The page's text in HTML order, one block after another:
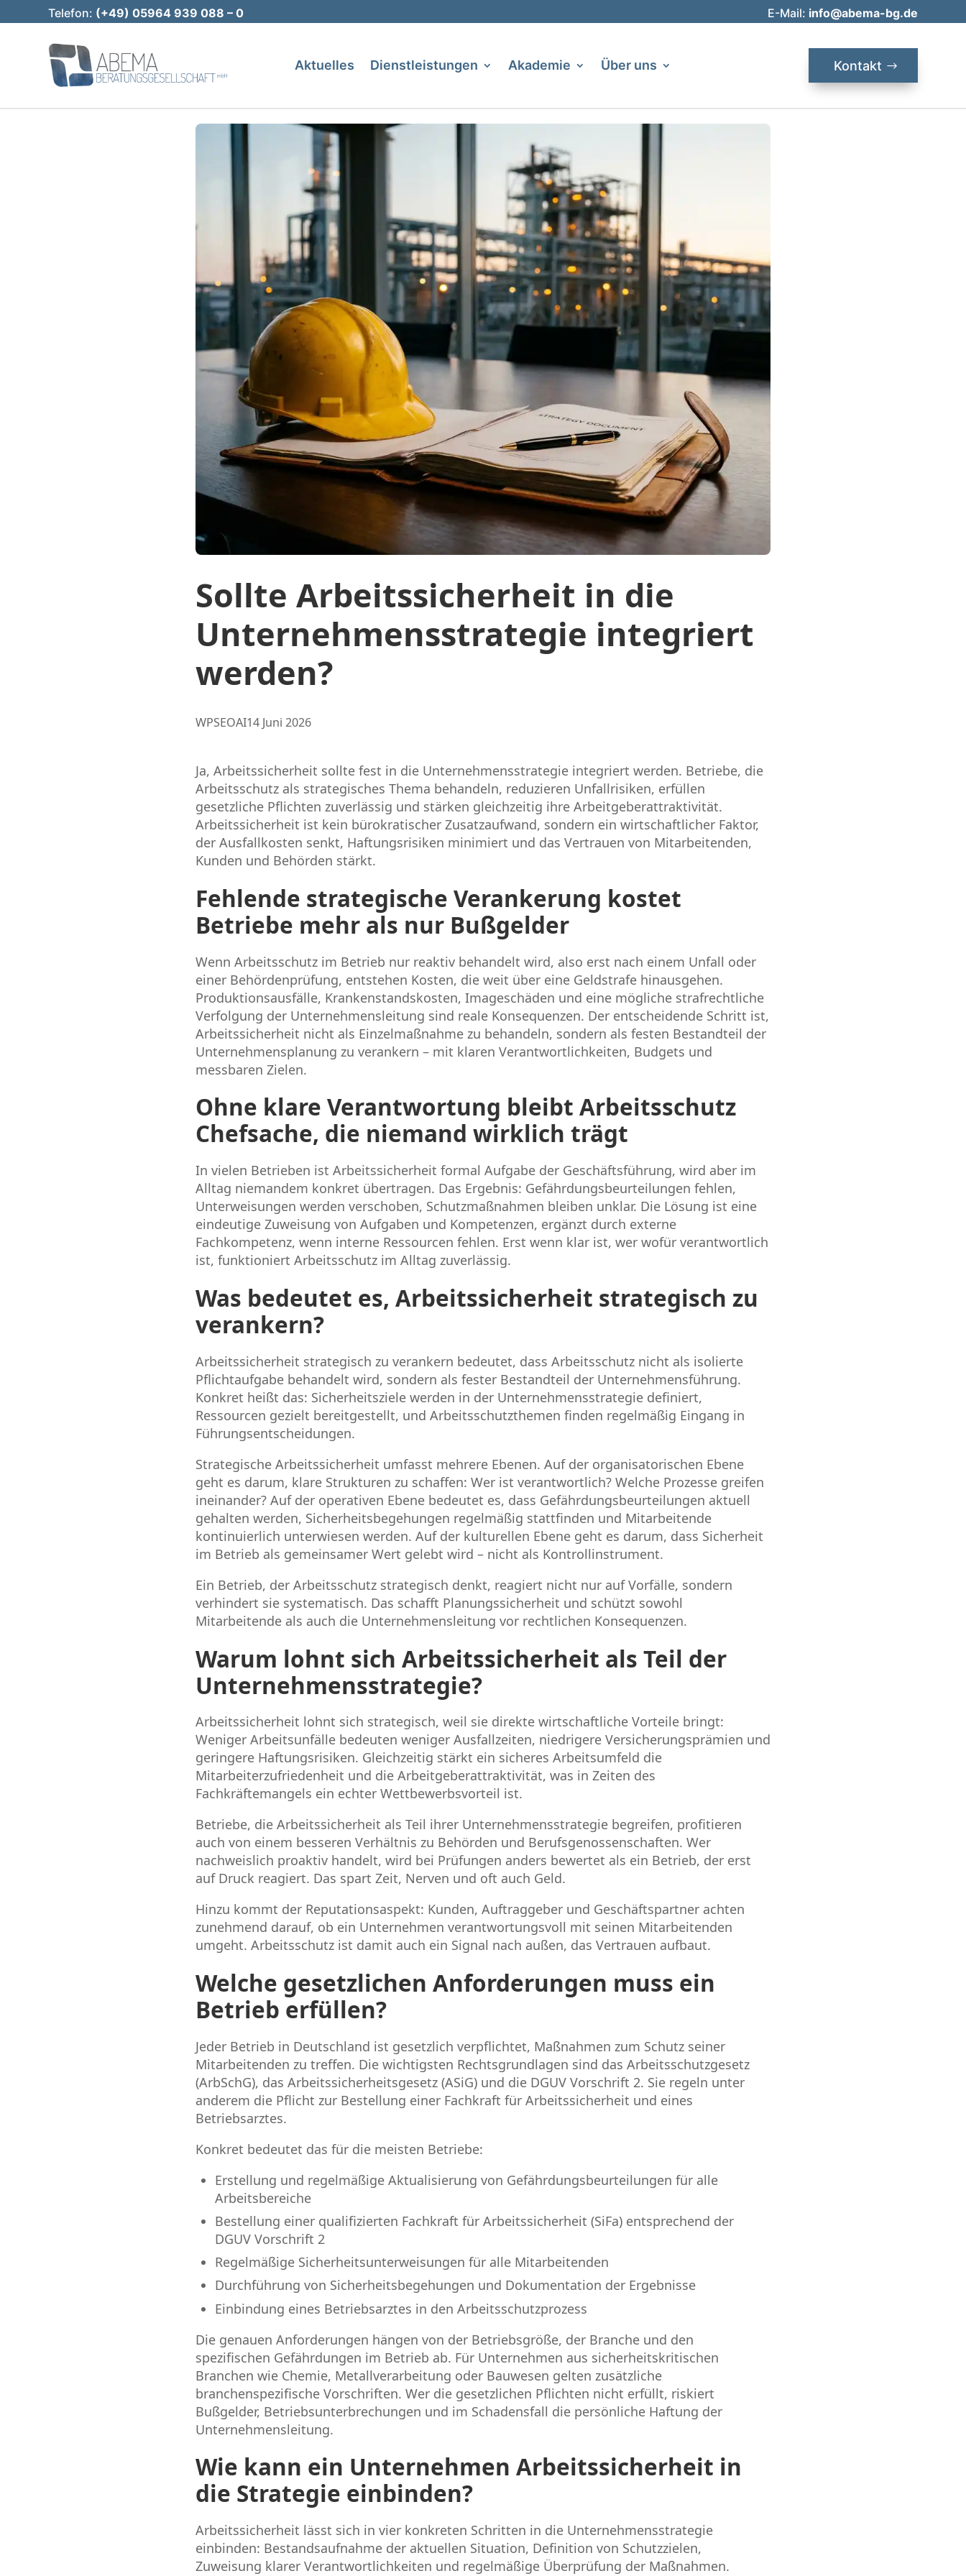
Telefon: (+49) 05964 939 088 – 0 E-Mail: info@abema-bg.de
Aktuelles Dienstleistungen Akademie Über uns Kontakt
Sollte Arbeitssicherheit in die
Unternehmensstrategie integriert
werden?
Posted
WPSEOAI14 Juni 2026
Ja, Arbeitssicherheit sollte fest in die Unternehmensstrategie integriert werden. Betriebe, die
Arbeitsschutz als strategisches Thema behandeln, reduzieren Unfallrisiken, erfüllen
gesetzliche Pflichten zuverlässig und stärken gleichzeitig ihre Arbeitgeberattraktivität.
Arbeitssicherheit ist kein bürokratischer Zusatzaufwand, sondern ein wirtschaftlicher Faktor,
der Ausfallkosten senkt, Haftungsrisiken minimiert und das Vertrauen von Mitarbeitenden,
Kunden und Behörden stärkt.
Fehlende strategische Verankerung kostet
Betriebe mehr als nur Bußgelder
Wenn Arbeitsschutz im Betrieb nur reaktiv behandelt wird, also erst nach einem Unfall oder
einer Behördenprüfung, entstehen Kosten, die weit über eine Geldstrafe hinausgehen.
Produktionsausfälle, Krankenstandskosten, Imageschäden und eine mögliche strafrechtliche
Verfolgung der Unternehmensleitung sind reale Konsequenzen. Der entscheidende Schritt ist,
Arbeitssicherheit nicht als Einzelmaßnahme zu behandeln, sondern als festen Bestandteil der
Unternehmensplanung zu verankern – mit klaren Verantwortlichkeiten, Budgets und
messbaren Zielen.
Ohne klare Verantwortung bleibt Arbeitsschutz
Chefsache, die niemand wirklich trägt
In vielen Betrieben ist Arbeitssicherheit formal Aufgabe der Geschäftsführung, wird aber im
Alltag niemandem konkret übertragen. Das Ergebnis: Gefährdungsbeurteilungen fehlen,
Unterweisungen werden verschoben, Schutzmaßnahmen bleiben unklar. Die Lösung ist eine
eindeutige Zuweisung von Aufgaben und Kompetenzen, ergänzt durch externe
Fachkompetenz, wenn interne Ressourcen fehlen. Erst wenn klar ist, wer wofür verantwortlich
ist, funktioniert Arbeitsschutz im Alltag zuverlässig.
Was bedeutet es, Arbeitssicherheit strategisch zu
verankern?
Arbeitssicherheit strategisch zu verankern bedeutet, dass Arbeitsschutz nicht als isolierte
Pflichtaufgabe behandelt wird, sondern als fester Bestandteil der Unternehmensführung.
Konkret heißt das: Sicherheitsziele werden in der Unternehmensstrategie definiert,
Ressourcen gezielt bereitgestellt, und Arbeitsschutzthemen finden regelmäßig Eingang in
Führungsentscheidungen.
Strategische Arbeitssicherheit umfasst mehrere Ebenen. Auf der organisatorischen Ebene
geht es darum, klare Strukturen zu schaffen: Wer ist verantwortlich? Welche Prozesse greifen
ineinander? Auf der operativen Ebene bedeutet es, dass Gefährdungsbeurteilungen aktuell
gehalten werden, Sicherheitsbegehungen regelmäßig stattfinden und Mitarbeitende
kontinuierlich unterwiesen werden. Auf der kulturellen Ebene geht es darum, dass Sicherheit
im Betrieb als gemeinsamer Wert gelebt wird – nicht als Kontrollinstrument.
Ein Betrieb, der Arbeitsschutz strategisch denkt, reagiert nicht nur auf Vorfälle, sondern
verhindert sie systematisch. Das schafft Planungssicherheit und schützt sowohl
Mitarbeitende als auch die Unternehmensleitung vor rechtlichen Konsequenzen.
Warum lohnt sich Arbeitssicherheit als Teil der
Unternehmensstrategie?
Arbeitssicherheit lohnt sich strategisch, weil sie direkte wirtschaftliche Vorteile bringt:
Weniger Arbeitsunfälle bedeuten weniger Ausfallzeiten, niedrigere Versicherungsprämien und
geringere Haftungsrisiken. Gleichzeitig stärkt ein sicheres Arbeitsumfeld die
Mitarbeiterzufriedenheit und die Arbeitgeberattraktivität, was in Zeiten des
Fachkräftemangels ein echter Wettbewerbsvorteil ist.
Betriebe, die Arbeitssicherheit als Teil ihrer Unternehmensstrategie begreifen, profitieren
auch von einem besseren Verhältnis zu Behörden und Berufsgenossenschaften. Wer
nachweislich proaktiv handelt, wird bei Prüfungen anders bewertet als ein Betrieb, der erst
auf Druck reagiert. Das spart Zeit, Nerven und oft auch Geld.
Hinzu kommt der Reputationsaspekt: Kunden, Auftraggeber und Geschäftspartner achten
zunehmend darauf, ob ein Unternehmen verantwortungsvoll mit seinen Mitarbeitenden
umgeht. Arbeitsschutz ist damit auch ein Signal nach außen, das Vertrauen aufbaut.
Welche gesetzlichen Anforderungen muss ein
Betrieb erfüllen?
Jeder Betrieb in Deutschland ist gesetzlich verpflichtet, Maßnahmen zum Schutz seiner
Mitarbeitenden zu treffen. Die wichtigsten Rechtsgrundlagen sind das Arbeitsschutzgesetz
(ArbSchG), das Arbeitssicherheitsgesetz (ASiG) und die DGUV Vorschrift 2. Sie regeln unter
anderem die Pflicht zur Bestellung einer Fachkraft für Arbeitssicherheit und eines
Betriebsarztes.
Konkret bedeutet das für die meisten Betriebe:
Erstellung und regelmäßige Aktualisierung von Gefährdungsbeurteilungen für alle
Arbeitsbereiche
Bestellung einer qualifizierten Fachkraft für Arbeitssicherheit (SiFa) entsprechend der
DGUV Vorschrift 2
Regelmäßige Sicherheitsunterweisungen für alle Mitarbeitenden
Durchführung von Sicherheitsbegehungen und Dokumentation der Ergebnisse
Einbindung eines Betriebsarztes in den Arbeitsschutzprozess
Die genauen Anforderungen hängen von der Betriebsgröße, der Branche und den
spezifischen Gefährdungen im Betrieb ab. Für Unternehmen aus sicherheitskritischen
Branchen wie Chemie, Metallverarbeitung oder Bauwesen gelten zusätzliche
branchenspezifische Vorschriften. Wer die gesetzlichen Pflichten nicht erfüllt, riskiert
Bußgelder, Betriebsunterbrechungen und im Schadensfall die persönliche Haftung der
Unternehmensleitung.
Wie kann ein Unternehmen Arbeitssicherheit in
die Strategie einbinden?
Arbeitssicherheit lässt sich in vier konkreten Schritten in die Unternehmensstrategie
einbinden: Bestandsaufnahme der aktuellen Situation, Definition von Schutzzielen,
Zuweisung klarer Verantwortlichkeiten und regelmäßige Überprüfung der Maßnahmen.